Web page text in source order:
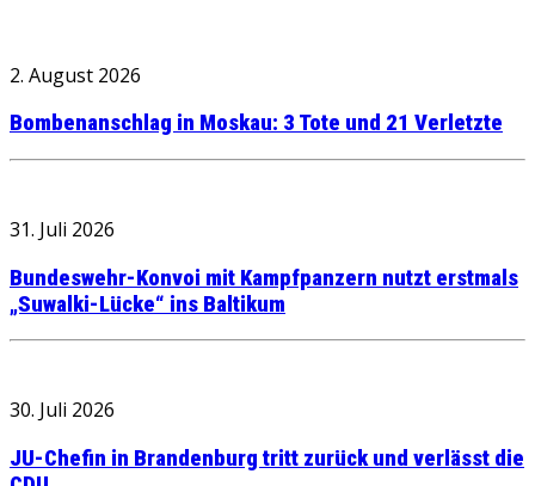
2. August 2026
Bombenanschlag in Moskau: 3 Tote und 21 Verletzte
31. Juli 2026
Bundeswehr-Konvoi mit Kampfpanzern nutzt erstmals
„Suwalki-Lücke“ ins Baltikum
30. Juli 2026
JU-Chefin in Brandenburg tritt zurück und verlässt die